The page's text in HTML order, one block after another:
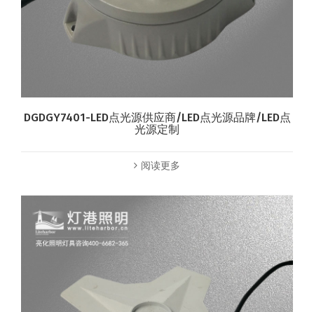
DGDGY7401-LED点光源供应商/LED点光源品牌/LED点
光源定制
阅读更多